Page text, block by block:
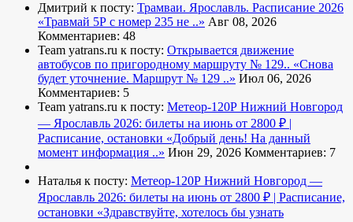
Дмитрий к посту: Трамваи. Ярославль. Расписание 2026
«Травмай 5Р с номер 235 не ..» Авг 08, 2026
Комментариев: 48
Team yatrans.ru к посту: Открывается движение
автобусов по пригородному маршруту № 129.. «Снова
будет уточнение. Маршрут № 129 ..» Июл 06, 2026
Комментариев: 5
Team yatrans.ru к посту: Метеор-120Р Нижний Новгород
— Ярославль 2026: билеты на июнь от 2800 ₽ |
Расписание, остановки «Добрый день! На данный
момент информация ..» Июн 29, 2026 Комментариев: 7
Наталья к посту: Метеор-120Р Нижний Новгород —
Ярославль 2026: билеты на июнь от 2800 ₽ | Расписание,
остановки «Здравствуйте, хотелось бы узнать